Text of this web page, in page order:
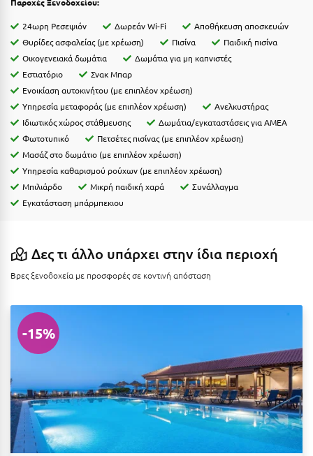
Κ
Καβάλα
Καλάβρυτα
Καλαμάτα
Κάλαμος
Καλαμπάκα
Κάλυμνος
Καρδάμαινα
Καρδίτσα
Κάρπαθος
Κάρυστος
Κάσος
Κασσάνδρα
24ωρη Ρεσεψιόν Δωρεάν Wi-Fi
Αποθήκευση αποσκευών
Θυρίδες ασφαλείας (με χρέωση)
Πισίνα
Παιδική πισίνα
Οικογενειακά δωμάτια
Δωμάτια για μη καπνιστές
Εστιατόριο
Σνακ Μπαρ
Ενοικίαση αυτοκινήτου (με επιπλέον χρέωση)
Υπηρεσία μεταφοράς (με επιπλέον χρέωση)
Ανελκυστήρας
Ιδιωτικός χώρος στάθμευσης
Δωμάτια/εγκαταστάσεις για ΑΜΕΑ
Φωτοτυπικό
Πετσέτες πισίνας (με επιπλέον χρέωση)
Μασάζ στο δωμάτιο (με επιπλέον χρέωση)
Υπηρεσία καθαρισμού ρούχων (με επιπλέον χρέωση)
Μπιλιάρδο
Μικρή παιδική χαρά
Συνάλλαγμα
Εγκατάσταση μπάρμπεκιου
Δες τι άλλο υπάρχει στην ίδια περιοχή
Βρες ξενοδοχεία με προσφορές σε κοντινή απόσταση
-15%